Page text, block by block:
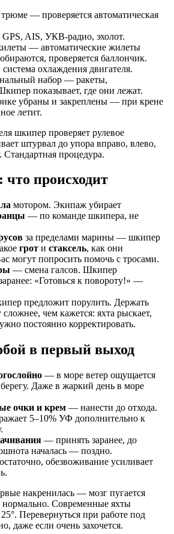
— проверяется автоматическая
AIS, УКВ-радио, эхолот.
— автоматические жилеты
проверяется баллончик.
охлаждения двигателя.
набор — ракеты,
показывает, где они лежат.
убраны и закреплены — при крене
летит.
шкипер проверяет рулевое
штурвал до упора вправо, влево,
Стандартная процедура.
происходит
мотором. Экипаж убирает
— по команде шкипера, не
за пределами марины — шкипер
грот и стаксель, как они
могут попросить помочь с тросами.
— смена галсов. Шкипер
«Готовься к повороту!» —
предложит порулить. Держать
чем кажется: яхта рыскает,
постоянно корректировать.
в первый выход
— в море ветер ощущается
Даже в жаркий день в море
очки и крем — нанести до отхода.
5–10% УФ дополнительно к
— принять заранее, до
началась — поздно.
обезвоживание усиливает
накренилась — мозг пугается
Современные яхты
Перевернуться при работе под
даже если очень захочется.